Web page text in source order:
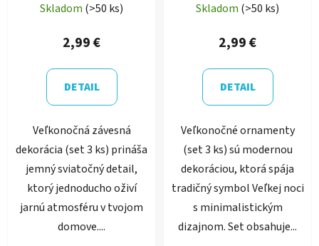
Skladom (>50 ks)
2,99 €
DETAIL
Veľkonočná závesná
dekorácia (set 3 ks) prináša
jemný sviatočný detail,
ktorý jednoducho oživí
jarnú atmosféru v tvojom
domove....
Skladom (>50 ks)
2,99 €
DETAIL
Veľkonočné ornamenty
(set 3 ks) sú modernou
dekoráciou, ktorá spája
tradičný symbol Veľkej noci
s minimalistickým
dizajnom. Set obsahuje...